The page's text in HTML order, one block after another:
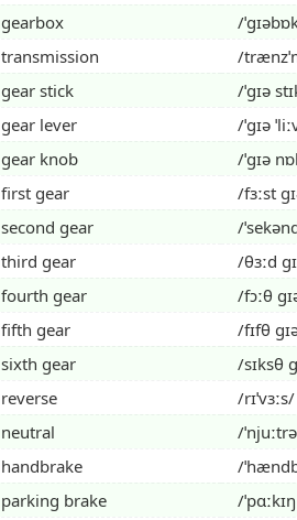
gearbox
/
transmission
/
gear stick
/ˈɡɪə
gear lever
/ˈɡɪə
gear knob
/ˈɡɪə
first gear
/fɜːst
second gear
/
third gear
/θɜːd
fourth gear
/fɔːθ
fifth gear
/fɪfθ
sixth gear
/sɪksθ
reverse
/rɪˈvɜːs/
neutral
/
handbrake
/
parking brake
/